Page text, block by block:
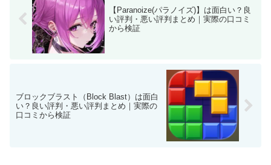
【Paranoize(パラノイズ)】は面白い？良
い評判・悪い評判まとめ｜実際の口コミ
から検証
ブロックブラスト（Block Blast）は面白
い？良い評判・悪い評判まとめ｜実際の
口コミから検証